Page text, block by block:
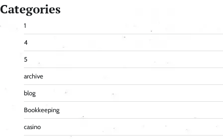
Categories
1
4
5
archive
blog
Bookkeeping
casino